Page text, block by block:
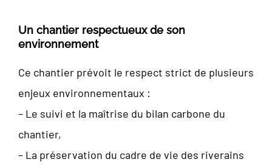
Un chantier respectueux de son
environnement
Ce chantier prévoit le respect strict de plusieurs
enjeux environnementaux :
– Le suivi et la maîtrise du bilan carbone du
chantier,
– La préservation du cadre de vie des riverains